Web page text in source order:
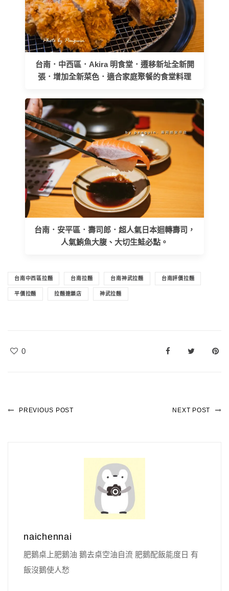
台南．中西區．Akira 明食堂．遷移新址全新開
張．增加全新菜色．適合家庭聚餐的食堂料理
台南．安平區．壽司郎．超人氣日本迴轉壽司，
人氣鮪魚大腹、大切生鮭必點。
台南中西區拉麵 台南拉麵 台南神武拉麵 台南評價拉麵
平價拉麵 拉麵連鎖店 神武拉麵
0
PREVIOUS POST NEXT POST
naichennai
肥鵝桌上肥鵝油 鵝去桌空油自流 肥鵝配飯能度日 有
飯沒鵝使人愁